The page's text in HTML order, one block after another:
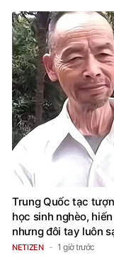
Trung Quốc tạc
học sinh nghèo,
nhưng đôi tay luôn
NETIZEN 1 giờ trước